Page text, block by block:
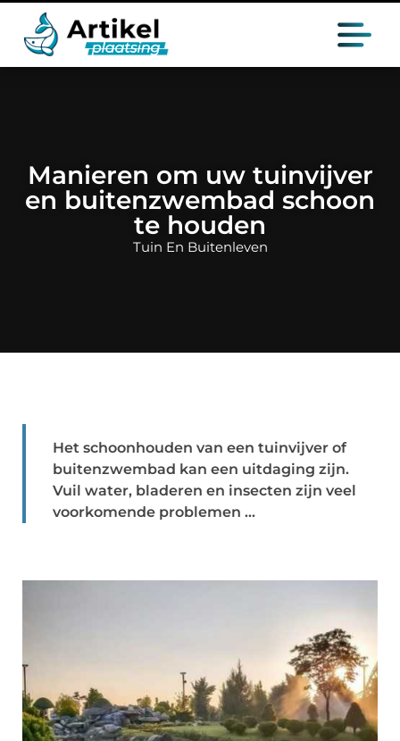
Manieren om uw tuinvijver
en buitenzwembad schoon
te houden
Tuin En Buitenleven
Het schoonhouden van een tuinvijver of
buitenzwembad kan een uitdaging zijn.
Vuil water, bladeren en insecten zijn veel
voorkomende problemen ...